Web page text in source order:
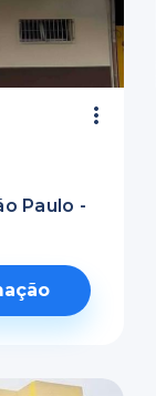
Paulo -